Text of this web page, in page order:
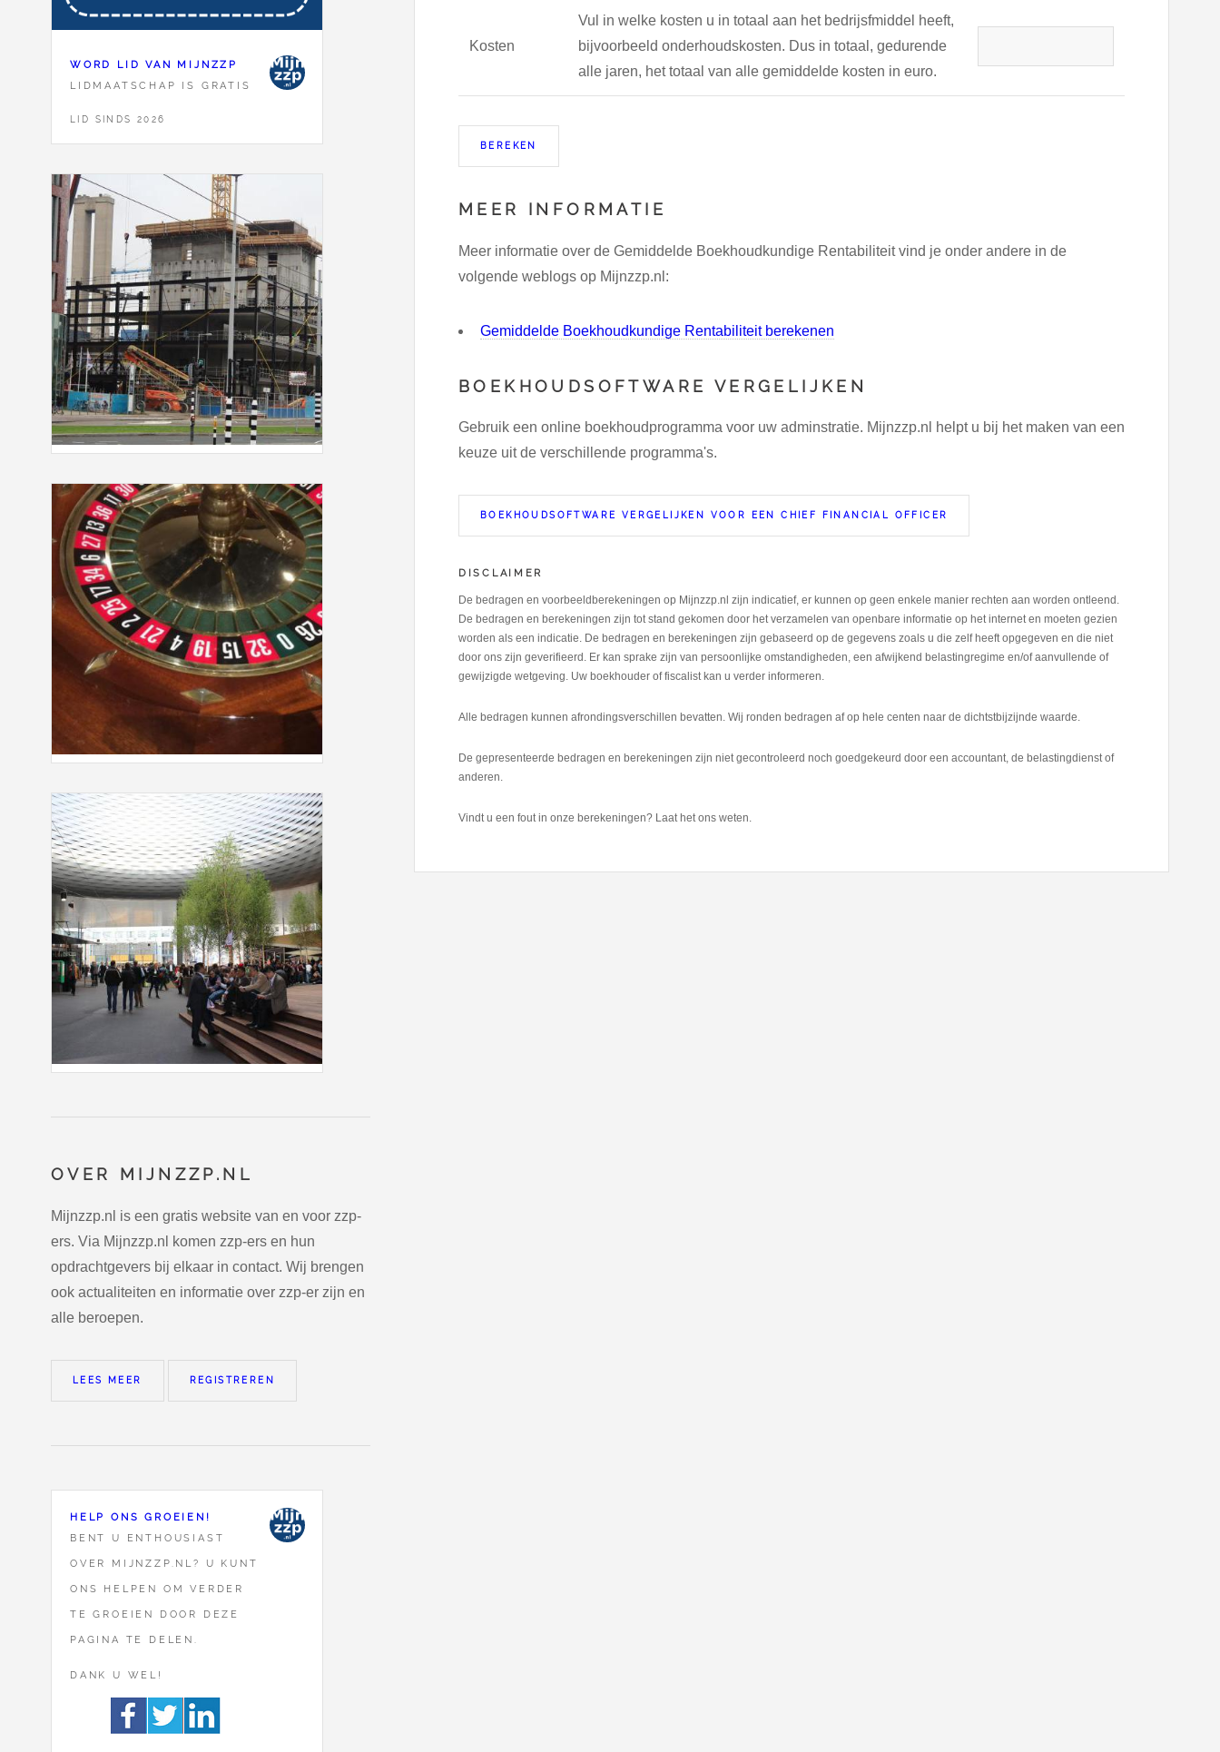
WORD LID VAN MIJNZZP
LIDMAATSCHAP IS GRATIS
LID SINDS 2026
OVER MIJNZZP.NL
Mijnzzp.nl is een gratis website van en voor zzp-
ers. Via Mijnzzp.nl komen zzp-ers en hun
opdrachtgevers bij elkaar in contact. Wij brengen
ook actualiteiten en informatie over zzp-er zijn en
alle beroepen.
LEES MEER REGISTREREN
HELP ONS GROEIEN!
BENT U ENTHOUSIAST
OVER MIJNZZP.NL? U KUNT
ONS HELPEN OM VERDER
TE GROEIEN DOOR DEZE
PAGINA TE DELEN.
DANK U WEL!
Kosten
Vul in welke kosten u in totaal aan het bedrijsfmiddel heeft,
bijvoorbeeld onderhoudskosten. Dus in totaal, gedurende
alle jaren, het totaal van alle gemiddelde kosten in euro.
MEER INFORMATIE
Meer informatie over de Gemiddelde Boekhoudkundige Rentabiliteit vind je onder andere in de
volgende weblogs op Mijnzzp.nl:
Gemiddelde Boekhoudkundige Rentabiliteit berekenen
BOEKHOUDSOFTWARE VERGELIJKEN
Gebruik een online boekhoudprogramma voor uw adminstratie. Mijnzzp.nl helpt u bij het maken van een
keuze uit de verschillende programma's.
BOEKHOUDSOFTWARE VERGELIJKEN VOOR EEN CHIEF FINANCIAL OFFICER
DISCLAIMER
De bedragen en voorbeeldberekeningen op Mijnzzp.nl zijn indicatief, er kunnen op geen enkele manier rechten aan worden ontleend.
De bedragen en berekeningen zijn tot stand gekomen door het verzamelen van openbare informatie op het internet en moeten gezien
worden als een indicatie. De bedragen en berekeningen zijn gebaseerd op de gegevens zoals u die zelf heeft opgegeven en die niet
door ons zijn geverifieerd. Er kan sprake zijn van persoonlijke omstandigheden, een afwijkend belastingregime en/of aanvullende of
gewijzigde wetgeving. Uw boekhouder of fiscalist kan u verder informeren.
Alle bedragen kunnen afrondingsverschillen bevatten. Wij ronden bedragen af op hele centen naar de dichtstbijzijnde waarde.
De gepresenteerde bedragen en berekeningen zijn niet gecontroleerd noch goedgekeurd door een accountant, de belastingdienst of
anderen.
Vindt u een fout in onze berekeningen? Laat het ons weten.